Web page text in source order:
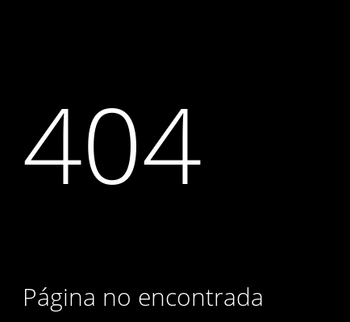
404
Página no encontrada